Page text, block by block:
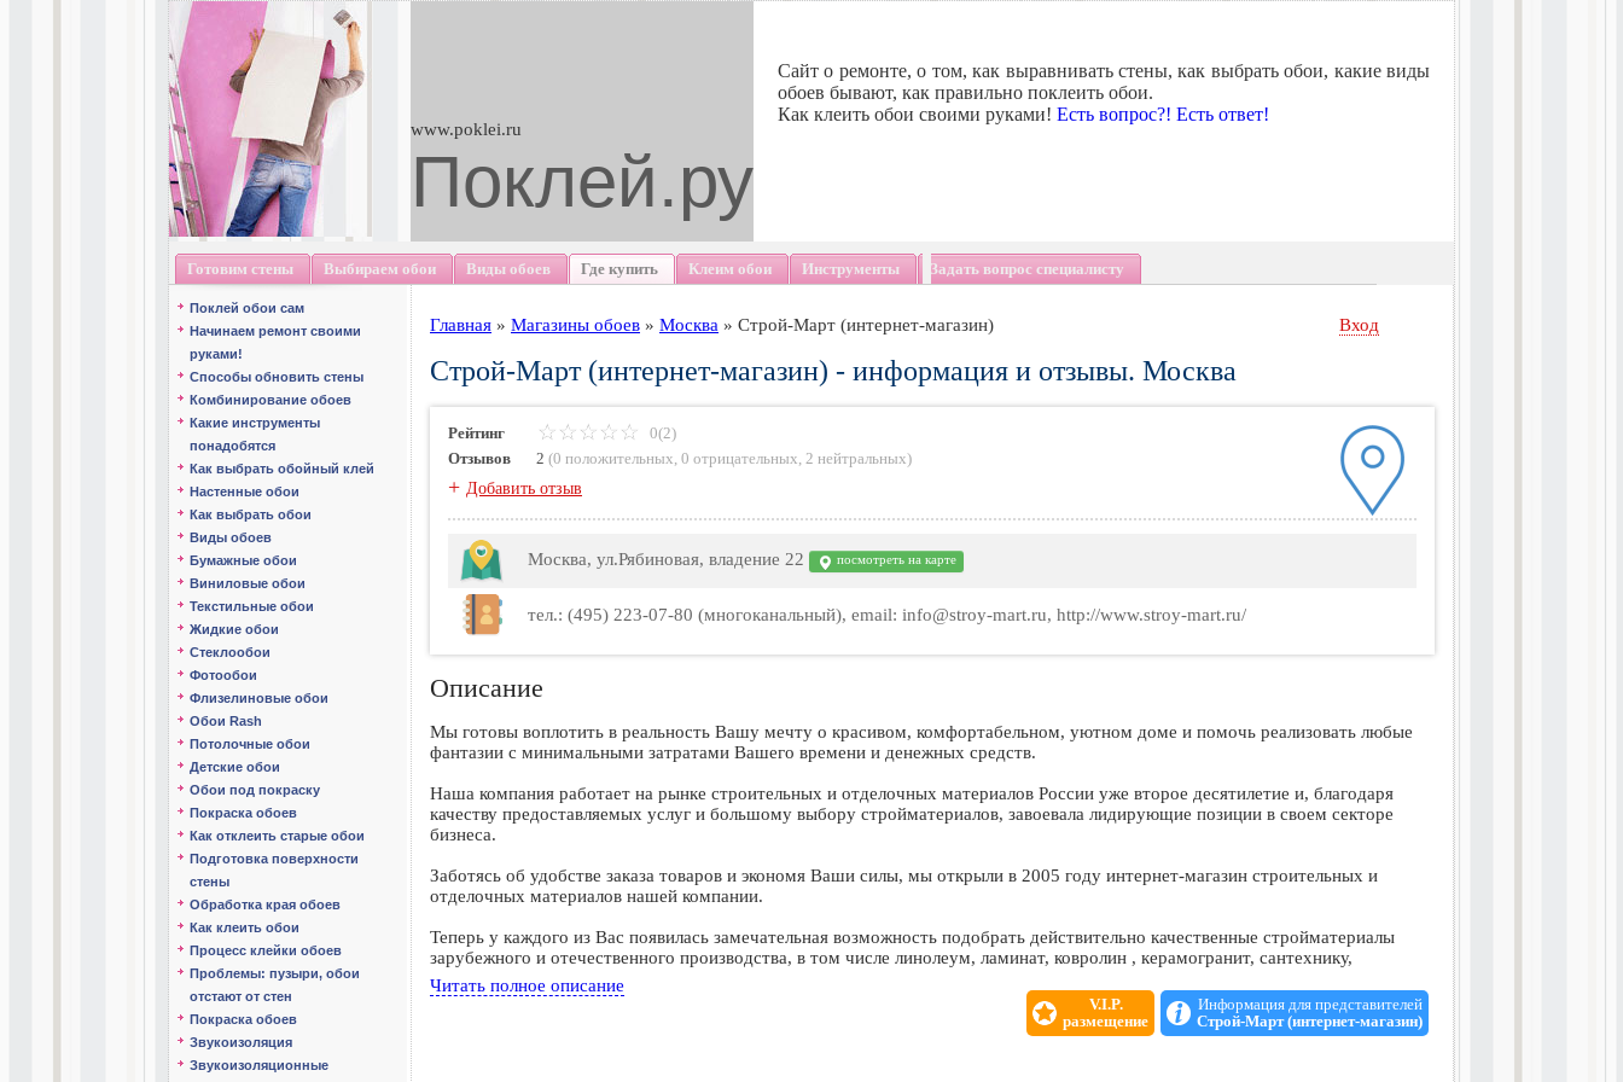
www.poklei.ru
Поклей.ру
Сайт о ремонте, о том, как выравнивать стены, как выбрать обои, какие виды
обоев бывают, как правильно поклеить обои.
Как клеить обои своими руками! Есть вопрос?! Есть ответ!
Готовим стены Выбираем обои Виды обоев Где купить Клеим обои Инструменты Задать вопрос специалисту
Поклей обои сам
Начинаем ремонт своими
руками!
Способы обновить стены
Комбинирование обоев
Какие инструменты
понадобятся
Как выбрать обойный клей
Настенные обои
Как выбрать обои
Виды обоев
Бумажные обои
Виниловые обои
Текстильные обои
Жидкие обои
Стеклообои
Фотообои
Флизелиновые обои
Обои Rash
Потолочные обои
Детские обои
Обои под покраску
Покраска обоев
Как отклеить старые обои
Подготовка поверхности
стены
Обработка края обоев
Как клеить обои
Процесс клейки обоев
Проблемы: пузыри, обои
отстают от стен
Покраска обоев
Звукоизоляция
Звукоизоляционные
Главная » Магазины обоев » Москва » Строй-Март (интернет-магазин) Вход
Строй-Март (интернет-магазин) - информация и отзывы. Москва
Рейтинг
0(2)
Отзывов
2 (0 положительных, 0 отрицательных, 2 нейтральных)
+ Добавить отзыв
Москва, ул.Рябиновая, владение 22 посмотреть на карте
тел.: (495) 223-07-80 (многоканальный), email: info@stroy-mart.ru, http://www.stroy-mart.ru/
Описание
Мы готовы воплотить в реальность Вашу мечту о красивом, комфортабельном, уютном доме и помочь реализовать любые
фантазии с минимальными затратами Вашего времени и денежных средств.
Наша компания работает на рынке строительных и отделочных материалов России уже второе десятилетие и, благодаря
качеству предоставляемых услуг и большому выбору стройматериалов, завоевала лидирующие позиции в своем секторе
бизнеса.
Заботясь об удобстве заказа товаров и экономя Ваши силы, мы открыли в 2005 году интернет-магазин строительных и
отделочных материалов нашей компании.
Теперь у каждого из Вас появилась замечательная возможность подобрать действительно качественные стройматериалы
зарубежного и отечественного производства, в том числе линолеум, ламинат, ковролин , керамогранит, сантехнику,
гипсокартон и многое другое.
Вам не придется тратить на поиски всего необходимого для ремонта в магазинах стройматериалов уйму времени, которое,
Читать полное описание
V.I.P.
размещение
Информация для представителей
Строй-Март (интернет-магазин)